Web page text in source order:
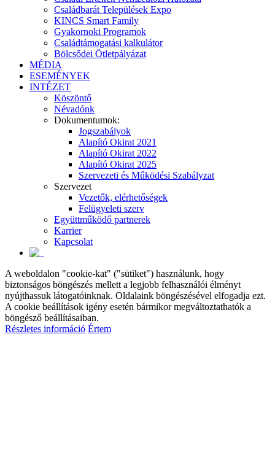
Családbarát Települések Expo
KINCS Smart Family
Gyakornoki Programok
Családtámogatási kalkulátor
Bölcsődei Ötletpályázat
MÉDIA
ESEMÉNYEK
INTÉZET
Köszöntő
Névadónk
Dokumentumok:
Jogszabályok
Alapító Okirat 2021
Alapító Okirat 2022
Alapító Okirat 2025
Szervezeti és Működési Szabályzat
Szervezet
Vezetők, elérhetőségek
Felügyeleti szerv
Együttműködő partnerek
Karrier
Kapcsolat
A weboldalon "cookie-kat" ("sütiket") használunk, hogy
biztonságos böngészés mellett a legjobb felhasználói élményt
nyújthassuk látogatóinknak. Oldalaink böngészésével elfogadja ezt.
A cookie beállítások igény esetén bármikor megváltoztathatók a
böngésző beállításaiban.
Részletes információ Értem